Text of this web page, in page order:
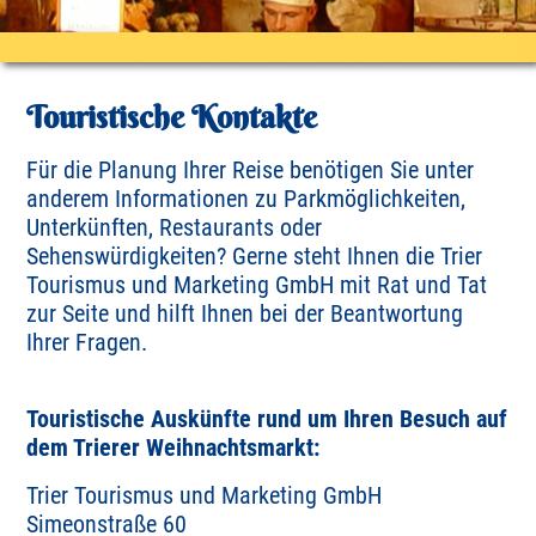
Touristische Kontakte
Für die Planung Ihrer Reise benötigen Sie unter
anderem Informationen zu Parkmöglichkeiten,
Unterkünften, Restaurants oder
Sehenswürdigkeiten? Gerne steht Ihnen die Trier
Tourismus und Marketing GmbH mit Rat und Tat
zur Seite und hilft Ihnen bei der Beantwortung
Ihrer Fragen.
Touristische Auskünfte rund um Ihren Besuch auf
dem Trierer Weihnachtsmarkt:
Trier Tourismus und Marketing GmbH
Simeonstraße 60